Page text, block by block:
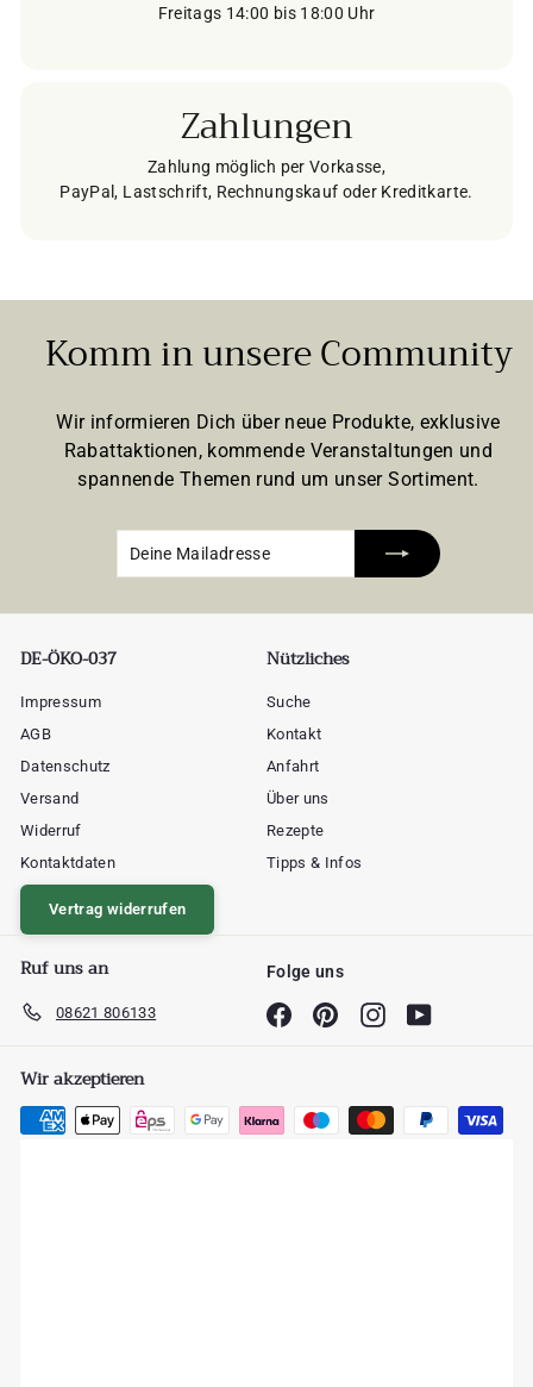
Freitags 14:00 bis 18:00 Uhr
Zahlungen
Zahlung möglich per Vorkasse,
PayPal, Lastschrift, Rechnungskauf oder Kreditkarte.
Komm in unsere Community
Wir informieren Dich über neue Produkte, exklusive
Rabattaktionen, kommende Veranstaltungen und
spannende Themen rund um unser Sortiment.
DE-ÖKO-037
Impressum
AGB
Datenschutz
Versand
Widerruf
Kontaktdaten
Vertrag widerrufen
Nützliches
Suche
Kontakt
Anfahrt
Über uns
Rezepte
Tipps & Infos
Ruf uns an
08621 806133
Folge uns
FacebookPinterestInstagram
Wir akzeptieren